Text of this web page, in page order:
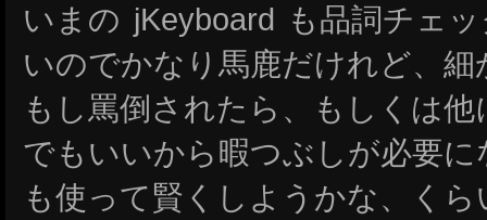
いまの jKeyboard も品詞チェ
いのでかなり馬鹿だけれど、
もし罵倒されたら、もしくは
でもいいから暇つぶしが必要
も使って賢くしようかな、くら